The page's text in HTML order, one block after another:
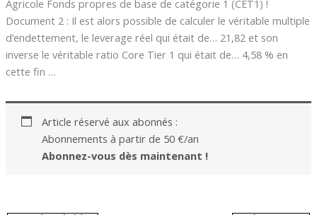
Agricole Fonds propres de base de catégorie 1 (CET1) !
Document 2 : Il est alors possible de calculer le véritable multiple
d’endettement, le leverage réel qui était de… 21,82 et son
inverse le véritable ratio Core Tier 1 qui était de… 4,58 % en
cette fin …
Article réservé aux abonnés :
Abonnements à partir de 50 €/an
Abonnez-vous dès maintenant !